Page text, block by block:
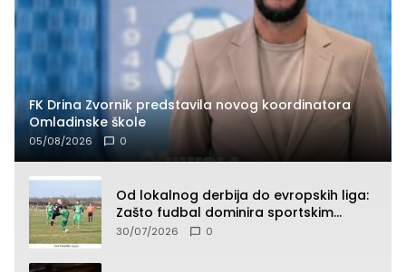
FK Drina Zvornik predstavila novog koordinatora
Omladinske škole
05/08/2026 0
Od lokalnog derbija do evropskih liga:
Zašto fudbal dominira sportskim
klađenjem
30/07/2026 0